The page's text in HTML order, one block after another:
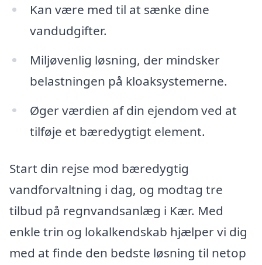
Kan være med til at sænke dine
vandudgifter.
Miljøvenlig løsning, der mindsker
belastningen på kloaksystemerne.
Øger værdien af din ejendom ved at
tilføje et bæredygtigt element.
Start din rejse mod bæredygtig
vandforvaltning i dag, og modtag tre
tilbud på regnvandsanlæg i Kær. Med
enkle trin og lokalkendskab hjælper vi dig
med at finde den bedste løsning til netop